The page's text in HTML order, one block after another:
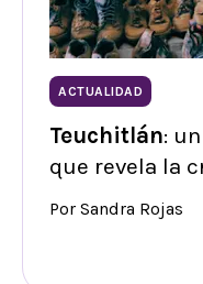
ACTUALIDAD
Teuchitlán:
que revela la
Por Sandra Rojas